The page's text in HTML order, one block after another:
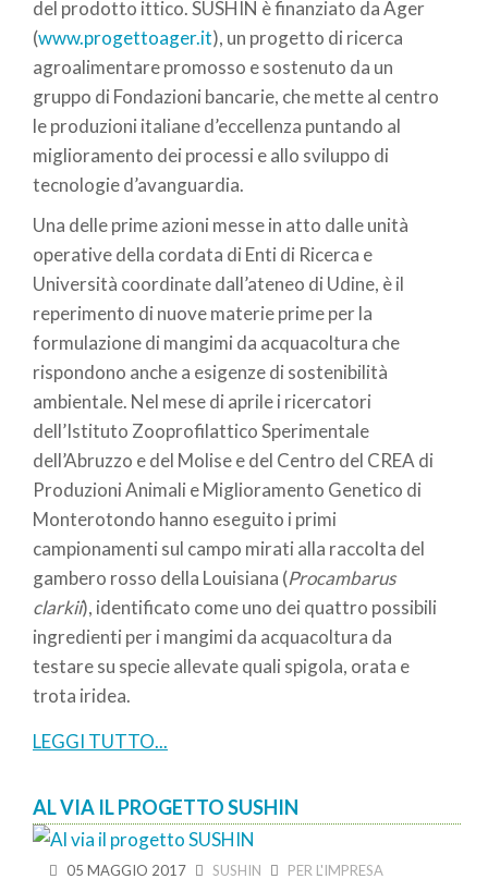
del prodotto ittico. SUSHIN è finanziato da Ager
(www.progettoager.it), un progetto di ricerca
agroalimentare promosso e sostenuto da un
gruppo di Fondazioni bancarie, che mette al centro
le produzioni italiane d’eccellenza puntando al
miglioramento dei processi e allo sviluppo di
tecnologie d’avanguardia.
Una delle prime azioni messe in atto dalle unità
operative della cordata di Enti di Ricerca e
Università coordinate dall’ateneo di Udine, è il
reperimento di nuove materie prime per la
formulazione di mangimi da acquacoltura che
rispondono anche a esigenze di sostenibilità
ambientale. Nel mese di aprile i ricercatori
dell’Istituto Zooprofilattico Sperimentale
dell’Abruzzo e del Molise e del Centro del CREA di
Produzioni Animali e Miglioramento Genetico di
Monterotondo hanno eseguito i primi
campionamenti sul campo mirati alla raccolta del
gambero rosso della Louisiana (Procambarus
clarkii), identificato come uno dei quattro possibili
ingredienti per i mangimi da acquacoltura da
testare su specie allevate quali spigola, orata e
trota iridea.
LEGGI TUTTO...
AL VIA IL PROGETTO SUSHIN
05 MAGGIO 2017 SUSHIN PER L'IMPRESA